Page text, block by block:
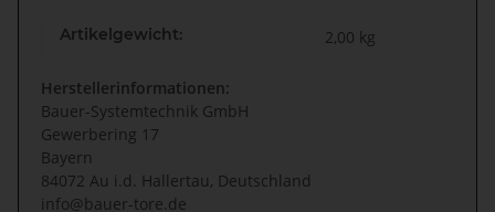
Artikelgewicht: 2,00 kg
Herstellerinformationen:
Bauer-Systemtechnik GmbH
Gewerbering 17
Bayern
84072 Au i.d. Hallertau, Deutschland
info@bauer-tore.de